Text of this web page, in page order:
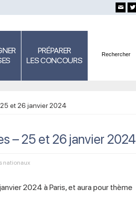
PRÉPARER
LES CONCOURS
et 26 janvier 2024
– 25 et 26 janvier 2024
nationaux
2024 à Paris, et aura pour thème